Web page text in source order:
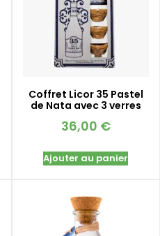
Coffret Licor 35 Pastel
de Nata avec 3 verres
36,00 €
Ajouter au panier